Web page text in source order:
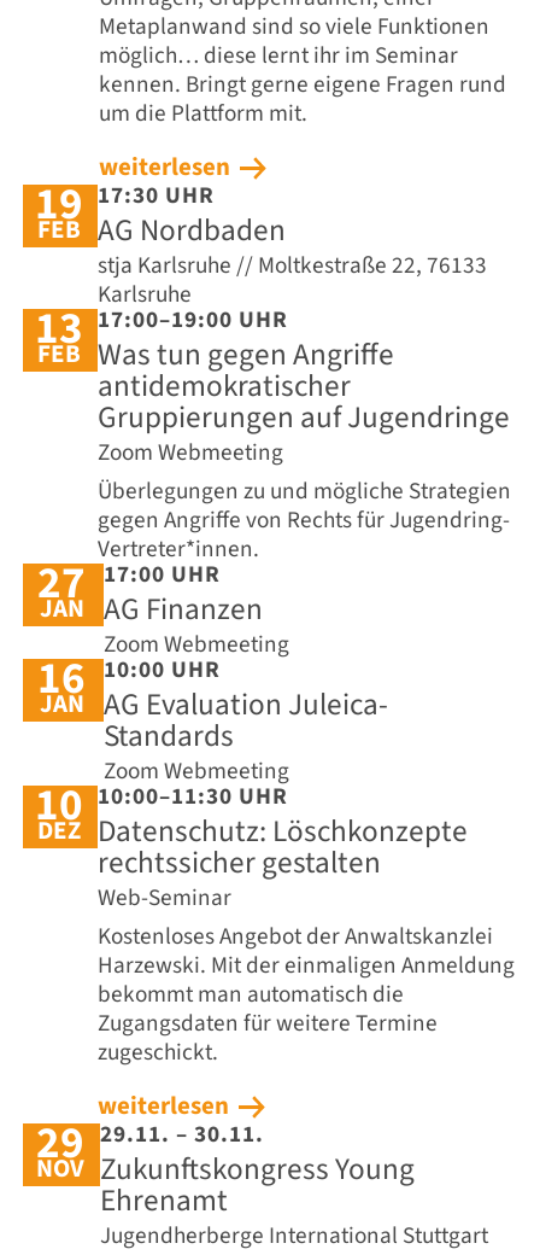
Metaplanwand sind so viele Funktionen
möglich… diese lernt ihr im Seminar
kennen. Bringt gerne eigene Fragen rund
um die Plattform mit.
weiterlesen
19
FEB
17:30 UHR
AG Nordbaden
stja Karlsruhe // Moltkestraße 22, 76133
Karlsruhe
13
FEB
17:00–19:00 UHR
Was tun gegen Angriffe
antidemokratischer
Gruppierungen auf Jugendringe
Zoom Webmeeting
Überlegungen zu und mögliche Strategien
gegen Angriffe von Rechts für Jugendring-
Vertreter*innen.
27
JAN
17:00 UHR
AG Finanzen
Zoom Webmeeting
16
JAN
10:00 UHR
AG Evaluation Juleica-
Standards
Zoom Webmeeting
10
DEZ
10:00–11:30 UHR
Datenschutz: Löschkonzepte
rechtssicher gestalten
Web-Seminar
Kostenloses Angebot der Anwaltskanzlei
Harzewski. Mit der einmaligen Anmeldung
bekommt man automatisch die
Zugangsdaten für weitere Termine
zugeschickt.
weiterlesen
29
NOV
29.11. – 30.11.
Zukunftskongress Young
Ehrenamt
Jugendherberge International Stuttgart